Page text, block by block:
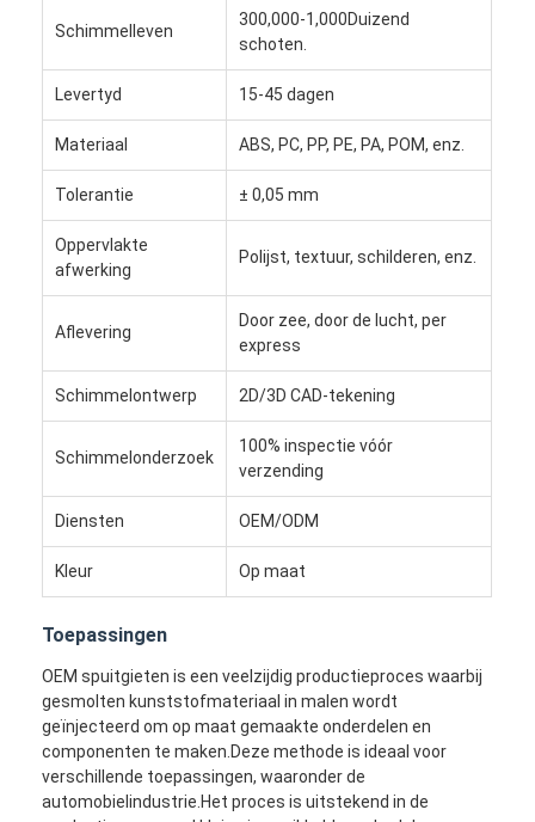
Huis
Producten
Video's
Schimmelleven
300,000-1,000Duizend
schoten.
Levertyd 15-45 dagen
Materiaal ABS, PC, PP, PE, PA, POM, enz.
Tolerantie ± 0,05 mm
Oppervlakte
afwerking
Polijst, textuur, schilderen, enz.
Aflevering
Door zee, door de lucht, per
express
Schimmelontwerp 2D/3D CAD-tekening
Schimmelonderzoek
100% inspectie vóór
verzending
Diensten OEM/ODM
Kleur Op maat
Toepassingen
OEM spuitgieten is een veelzijdig productieproces waarbij
gesmolten kunststofmateriaal in malen wordt
geïnjecteerd om op maat gemaakte onderdelen en
componenten te maken.Deze methode is ideaal voor
verschillende toepassingen, waaronder de
automobielindustrie.Het proces is uitstekend in de